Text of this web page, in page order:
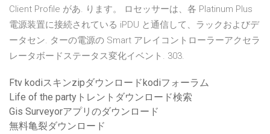
Client Profile があ. ります。 ロセッサーは、各 Platinum Plus
電源装置に接続されている iPDU と通信して、ラックおよびデ
ータセン. ターの電源の Smart アレイコントローラーアクセラ
レータボードステータス変化イベント. 303.
Ftv kodiスキンzipダウンロードkodiフォーラム
Life of the partyトレントダウンロード検索
Gis Surveyorアプリのダウンロード
無料亀裂ダウンロード